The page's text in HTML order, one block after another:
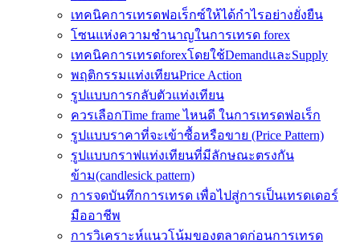
เทคนิคการเทรดฟอเร็กซ์ให้ได้กำไรอย่างยั่งยืน
โซนแห่งความชำนาญในการเทรด forex
เทคนิคการเทรดforexโดยใช้DemandและSupply
พฤติกรรมแท่งเทียนPrice Action
รูปแบบการกลับตัวแท่งเทียน
ควรเลือกTime frame ไหนดี ในการเทรดฟอเร็ก
รูปแบบราคาที่จะเข้าซื้อหรือขาย (Price Pattern)
รูปแบบกราฟแท่งเทียนที่มีลักษณะตรงกัน
ข้าม(candlesick pattern)
การจดบันทึกการเทรด เพื่อไปสู่การเป็นเทรดเดอร์
มืออาชีพ
การวิเคราะห์แนวโน้มของตลาดก่อนการเทรด